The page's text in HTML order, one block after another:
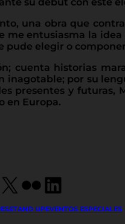
una obra que
entusiasma la
pude elegir o
cuenta historias
por su
presentes y futuras,
en Europa.
X FlickrLinkedIn
STAND UPEVENTOS ESPECIALES